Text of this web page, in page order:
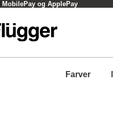
og ApplePay
Farver